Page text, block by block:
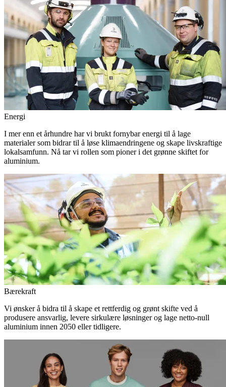
Energi
I mer enn et århundre har vi brukt fornybar energi til å lage
materialer som bidrar til å løse klimaendringene og skape livskraftige
lokalsamfunn. Nå tar vi rollen som pioner i det grønne skiftet for
aluminium.
Bærekraft
Vi ønsker å bidra til å skape et rettferdig og grønt skifte ved å
produsere ansvarlig, levere sirkulære løsninger og lage netto-null
aluminium innen 2050 eller tidligere.